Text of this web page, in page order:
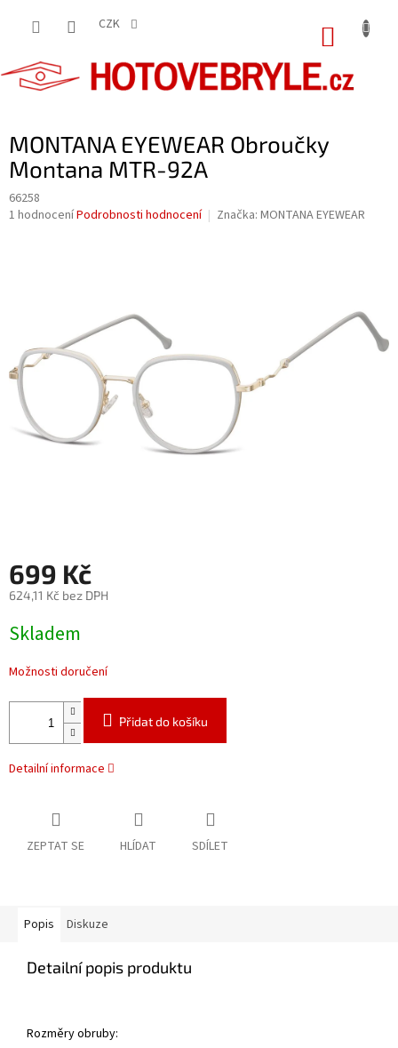
CZK
MONTANA EYEWEAR Obroučky
Montana MTR-92A
66258
Průměrné
1 hodnoceníPodrobnosti hodnocení Značka: MONTANA EYEWEAR
699 Kč
624,11 Kč bez DPH
cena:
Skladem
Možnosti doručení
Přidat do košíku
Detailní informace
ZEPTAT SE HLÍDAT SDÍLET
Popis Diskuze
Detailní popis produktu
Rozměry obruby: